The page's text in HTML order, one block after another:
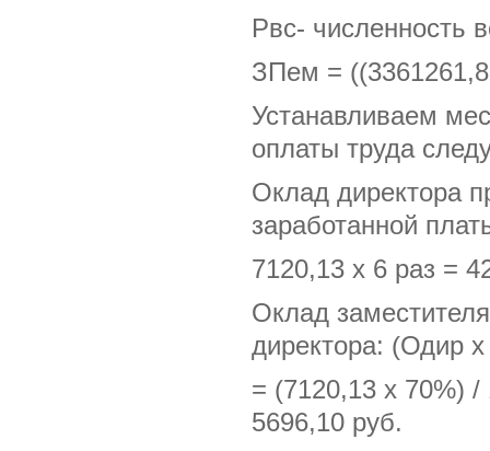
Рвс- численность
ЗПем =
Устанавливаем
оплаты труда
Оклад директора
заработанной
7120,13 х 6 раз =
Оклад
директора: (Одир
= (7120,13 х 70%)
5696,10 руб.